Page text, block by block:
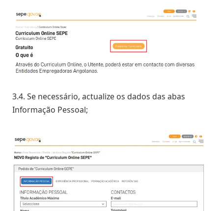
3.4. Se necessário, actualize os dados das abas
Informação Pessoal;